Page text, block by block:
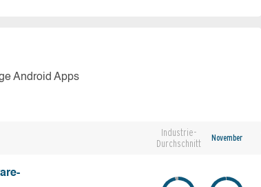
Android Apps
Industrie-
Durchschnitt
November